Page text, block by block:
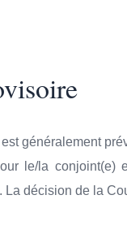
généralement
le/la conjoint(e)
décision de la